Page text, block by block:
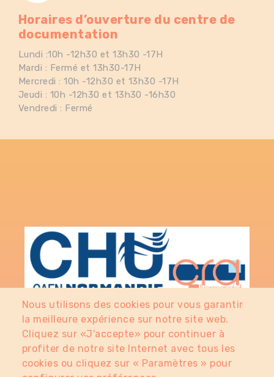
Horaires d’ouverture du centre de
documentation
Lundi :10h -12h30 et 13h30 -17H
Mardi : Fermé et 13h30-17H
Mercredi : 10h -12h30 et 13h30 -17H
Jeudi : 10h -12h30 et 13h30 -16h30
Vendredi : Fermé
Nous utilisons des cookies pour vous garantir
la meilleure expérience sur notre site web.
Cliquez sur «J'accepte» pour continuer à
profiter de notre site Internet avec tous les
cookies ou cliquez sur « Paramètres » pour